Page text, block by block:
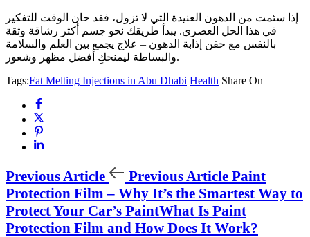
إذا سئمت من الدهون العنيدة التي لا تزول، فقد حان الوقت للتفكير
في هذا الحل العصري. يبدأ طريقك نحو جسم أكثر رشاقة وثقة
بالنفس مع حقن إذابة الدهون – علاج يجمع بين العلم والسلامة
والبساطة ليمنحكِ أفضل مظهر وشعور.
Tags:Fat Melting Injections in Abu Dhabi Health Share On
Previous Article Previous Article Paint
Protection Film – Why It’s the Smartest Way to
Protect Your Car’s PaintWhat Is Paint
Protection Film and How Does It Work?